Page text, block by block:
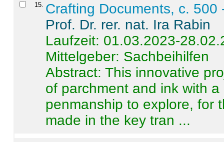
15 Crafting Documents, c. 500
Prof. Dr. rer. nat. Ira Rabin
Laufzeit: 01.03.2023-
Mittelgeber: Sachbeihilfen
Abstract:This innovative
of parchment and ink with
penmanship to explore, for
made in the key tran ...